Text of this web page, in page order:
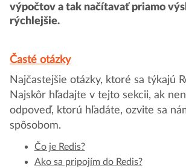
výpočtov a tak načítavať priamo
rýchlejšie.
Časté otázky
Najčastejšie otázky, ktoré sa týkajú
Najskôr hľadajte v tejto sekcii, ak
odpoveď, ktorú hľadáte, ozvite sa
spôsobom.
Čo je Redis?
Ako sa pripojím do Redis?